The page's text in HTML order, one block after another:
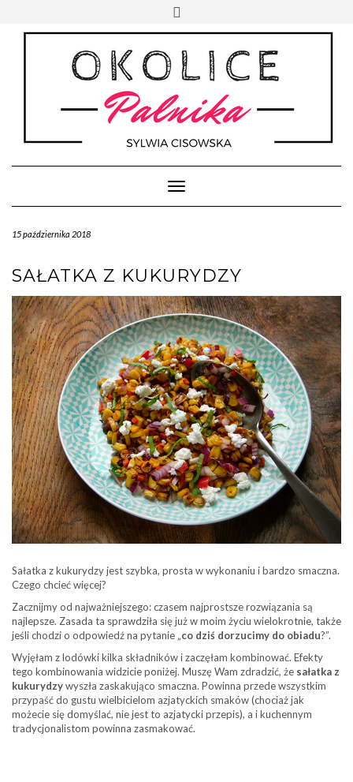
content
Toggle Navigation
15 października 2018
SAŁATKA Z KUKURYDZY
Sałatka z kukurydzy jest szybka, prosta w wykonaniu i bardzo smaczna.
Czego chcieć więcej?
Zacznijmy od najważniejszego: czasem najprostsze rozwiązania są
najlepsze. Zasada ta sprawdziła się już w moim życiu wielokrotnie, także
jeśli chodzi o odpowiedź na pytanie „co dziś dorzucimy do obiadu?”.
Wyjęłam z lodówki kilka składników i zaczęłam kombinować. Efekty
tego kombinowania widzicie poniżej. Muszę Wam zdradzić, że sałatka z
kukurydzywyszła zaskakująco smaczna. Powinna przede wszystkim
przypaść do gustu wielbicielom azjatyckich smaków (chociaż jak
możecie się domyślać, nie jest to azjatycki przepis), a i kuchennym
tradycjonalistom powinna zasmakować.